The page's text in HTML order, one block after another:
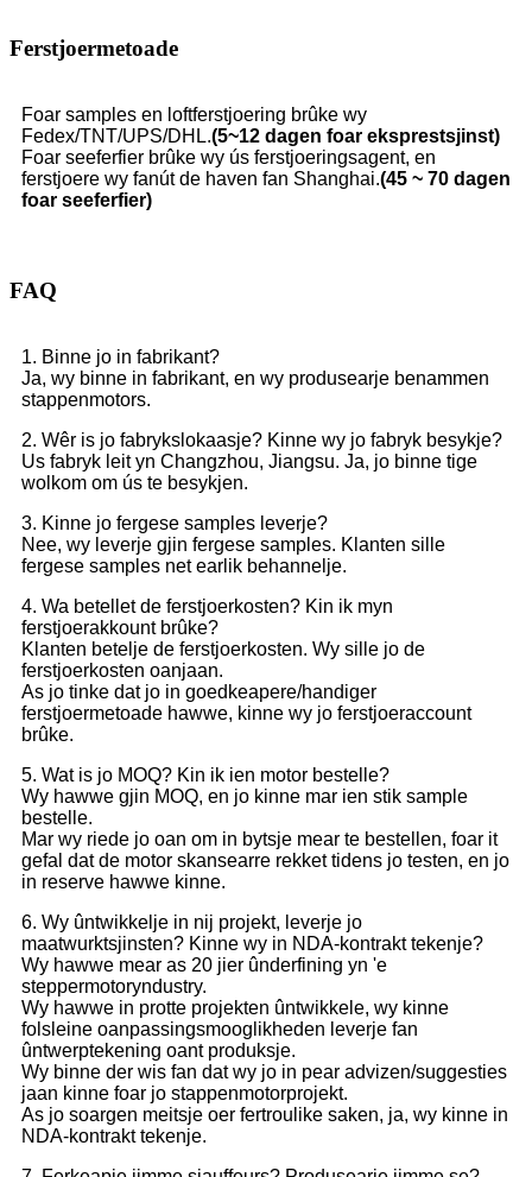
Ferstjoermetoade
Foar samples en loftferstjoering brûke wy
Fedex/TNT/UPS/DHL.(5~12 dagen foar eksprestsjinst)
Foar seeferfier brûke wy ús ferstjoeringsagent, en
ferstjoere wy fanút de haven fan Shanghai.(45 ~ 70 dagen
foar seeferfier)
FAQ
1. Binne jo in fabrikant?
Ja, wy binne in fabrikant, en wy produsearje benammen
stappenmotors.
2. Wêr is jo fabrykslokaasje? Kinne wy ​​jo fabryk besykje?
Us fabryk leit yn Changzhou, Jiangsu. Ja, jo binne tige
wolkom om ús te besykjen.
3. Kinne jo fergese samples leverje?
Nee, wy leverje gjin fergese samples. Klanten sille
fergese samples net earlik behannelje.
4. Wa betellet de ferstjoerkosten? Kin ik myn
ferstjoerakkount brûke?
Klanten betelje de ferstjoerkosten. Wy sille jo de
ferstjoerkosten oanjaan.
As jo ​​tinke dat jo in goedkeapere/handiger
ferstjoermetoade hawwe, kinne wy ​​jo ferstjoeraccount
brûke.
5. Wat is jo MOQ? Kin ik ien motor bestelle?
Wy hawwe gjin MOQ, en jo kinne mar ien stik sample
bestelle.
Mar wy riede jo oan om in bytsje mear te bestellen, foar it
gefal dat de motor skansearre rekket tidens jo testen, en jo
in reserve hawwe kinne.
6. Wy ûntwikkelje in nij projekt, leverje jo
maatwurktsjinsten? Kinne wy ​​in NDA-kontrakt tekenje?
Wy hawwe mear as 20 jier ûnderfining yn 'e
steppermotoryndustry.
Wy hawwe in protte projekten ûntwikkele, wy kinne
folsleine oanpassingsmooglikheden leverje fan
ûntwerptekening oant produksje.
Wy binne der wis fan dat wy jo in pear advizen/suggesties
jaan kinne foar jo stappenmotorprojekt.
As jo ​​soargen meitsje oer fertroulike saken, ja, wy kinne in
NDA-kontrakt tekenje.